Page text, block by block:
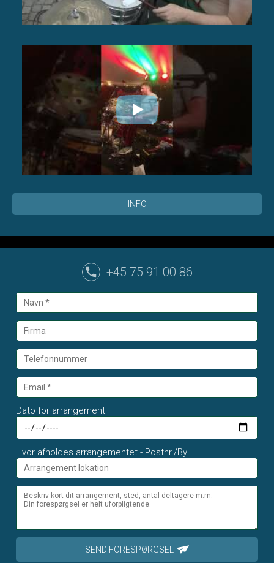
INFO
+45 75 91 00 86
Dato for arrangement
Hvor afholdes arrangementet - Postnr./By
SEND FORESPØRGSEL